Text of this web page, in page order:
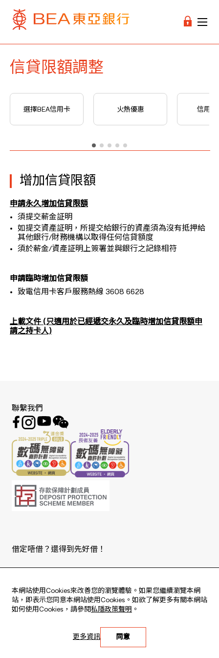
信貸限額調整
選擇BEA信用卡 火熱優惠 信用卡
增加信貸限額
申請永久增加信貸限額
須提交薪金証明
如提交資產証明，所提交給銀行的資產須為沒有抵押給
其他銀行/財務機構以取得任何信貸額度
須於薪金/資產証明上簽署並與銀行之記錄相符
申請臨時增加信貸限額
致電信用卡客戶服務熱線 3608 6628
上載文件 (只適用於已經遞交永久及臨時增加信貸限額申
請之持卡人)
本網站使用Cookies來改善您的瀏覽體驗。如果您繼續瀏覽本網
站，即表示您同意本網站使用Cookies。如欲了解更多有關本網站
如何使用Cookies，請參閱私隱政策聲明 。
同意
更多資訊
聯繫我們
借定唔借？還得到先好借！
Live every moment